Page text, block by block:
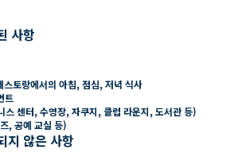
사항
스토랑에서의 아침, 점심, 저녁 식사
트
스 센터, 수영장, 자쿠지, 클럽 라운지, 도서관 등)
, 공예 교실 등)
지 않은 사항